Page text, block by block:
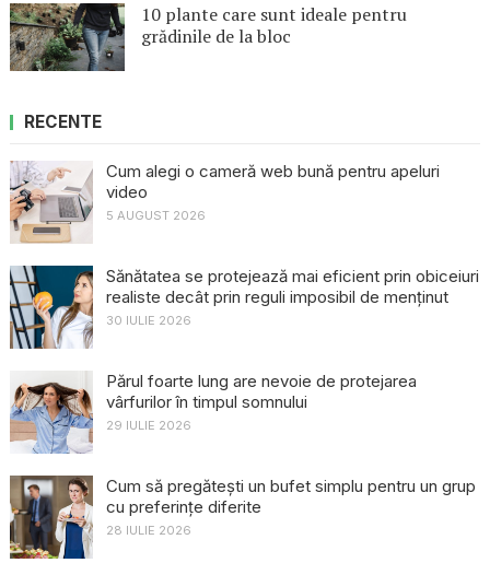
10 plante care sunt ideale pentru
grădinile de la bloc
RECENTE
Cum alegi o cameră web bună pentru apeluri
video
5 AUGUST 2026
Sănătatea se protejează mai eficient prin obiceiuri
realiste decât prin reguli imposibil de menținut
30 IULIE 2026
Părul foarte lung are nevoie de protejarea
vârfurilor în timpul somnului
29 IULIE 2026
Cum să pregătești un bufet simplu pentru un grup
cu preferințe diferite
28 IULIE 2026